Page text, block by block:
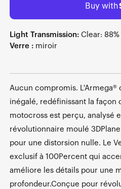
Light Transmission: Clear:
Verre : miroir
Aucun compromis. L'Armega®
inégalé, redéfinissant la façon
motocross est perçu, analysé
révolutionnaire moulé
pour une distorsion nulle. Le
exclusif à 100Percent qui
améliore les détails pour une
profondeur.Conçue pour